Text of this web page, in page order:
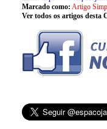
Marcado como: Artigo
Ver todos os artigos desta